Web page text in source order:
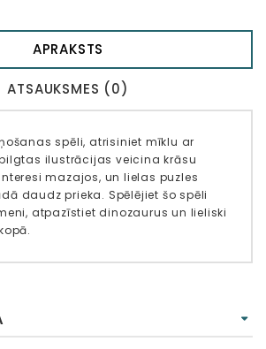
APRAKSTS
ATSAUKSMES (0)
spēli, atrisiniet mīklu ar
ilustrācijas veicina krāsu
mazajos, un lielas puzles
daudz prieka. Spēlējiet šo spēli
atpazīstiet dinozaurus un lieliski